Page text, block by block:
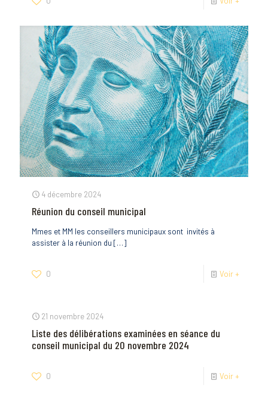
4 décembre 2024
Réunion du conseil municipal
Mmes et MM les conseillers municipaux sont invités à
assister à la réunion du […]
0 Voir +
21 novembre 2024
Liste des délibérations examinées en séance du
conseil municipal du 20 novembre 2024
0 Voir +